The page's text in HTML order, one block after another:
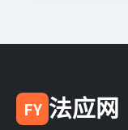
FY 法应网